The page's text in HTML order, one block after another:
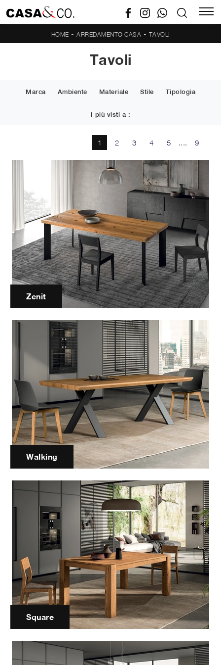
HOME - ARREDAMENTO CASA - TAVOLI
Tavoli
Marca Ambiente Materiale Stile Tipologia
I più visti a :
1 2 3 4 5 .... 9
Zenit
Walking
Square